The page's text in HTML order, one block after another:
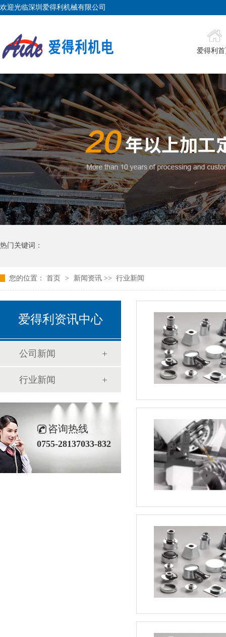
欢迎光临深圳爱得利机械有限公司
爱得利
热门关键词：
您的位置： 首页 > 新闻资讯 >> 行业新闻
爱得利资讯中心
公司新闻
行业新闻
咨询热线
0755-28137033-832